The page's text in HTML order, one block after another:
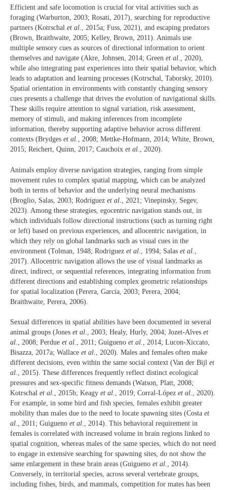
Efficient and safe locomotion is crucial for vital activities such as
foraging (Warburton, 2003; Rosati, 2017), searching for reproductive
partners (Kotrschal et al., 2015a; Fuss, 2021), and escaping predators
(Brown, Braithwaite, 2005; Kelley, Brown, 2011). Animals use
multiple sensory cues as sources of directional information to orient
themselves and navigate (Akre, Johnsen, 2014; Green et al. , 2020),
while also integrating past experiences into their spatial behavior, which
leads to adaptation and learning processes (Kotrschal, Taborsky, 2010).
Spatial orientation in environments with constantly changing sensory
cues presents a challenge that drives the evolution of navigational skills.
These skills require attention to signal variation, risk assessment,
memory of stimuli, and making inferences from incomplete
information, thereby supporting adaptive behavior across different
contexts (Brydges et al. , 2008; Mettke‐Hofmann, 2014; White, Brown,
2015; Reichert, Quinn, 2017; Cauchoix et al. , 2020).
Animals employ diverse navigation strategies, ranging from simple
movement rules to complex spatial mapping, which can be analyzed
both in terms of behavior and the underlying neural mechanisms
(Broglio, Salas, 2003; Rodríguez et al.
, 2021; Vinepinsky, Segev,
2023). Among these strategies, egocentric navigation stands out, in
which individuals follow directional instructions (such as turning right
or left) based on previous experiences, and allocentric navigation, in
which they rely on global landmarks such as visual cues in the
environment (Tolman, 1948; Rodriguez et al. , 1994; Salas et al.
2017). Allocentric navigation allows the use of visual landmarks as
direct, indirect, or sequential references, integrating information from
different directions and establishing complex geometric relationships
for spatial localization (Perera, Garcia, 2003; Perera, 2004;
Braithwaite, Perera, 2006).
Sexual differences in spatial abilities have been documented in several
animal groups (Jones et al. , 2003; Healy, Hurly, 2004; Jozet-Alves et
al. , 2008; Perdue et al. , 2011; Guigueno et al. , 2014; Lucon-Xiccato,
Bisazza, 2017a; Wallace et al. , 2020). Males and females often make
different decisions, even within the same social context (Van der Bijl et
al. , 2015). These differences frequently reflect distinct ecological
pressures and sex-specific fitness demands (Watson, Platt, 2008;
Kotrschal et al. , 2015b; Keagy et al. , 2019; Corral‐López et al. , 2020).
For example, in some bird and fish species, females exhibit greater
mobility than males due to the need to locate spawning sites (Costa et
al. , 2011; Guigueno et al. , 2014). This behavioral requirement in
females is correlated with increased volume in brain regions linked to
spatial cognition, whereas males of the same species, which do not need
to engage in extensive searching for spawning sites, do not show the
same enlargement in these brain areas (Guigueno et al. , 2014).
Conversely, in territorial species, across several vertebrate groups,
including fishes, birds, and mammals, competition for mates has been